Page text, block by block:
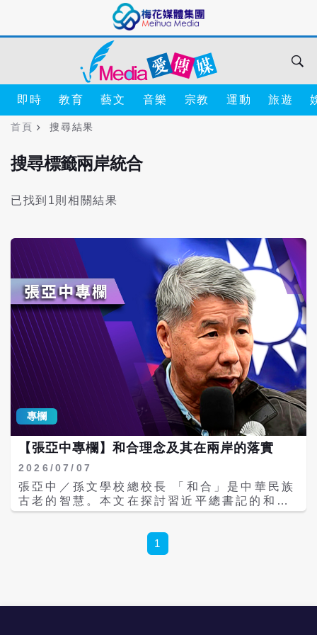
即時 教育 藝文 音樂 宗教 運動 旅遊
首頁 搜尋結果
搜尋標籤兩岸統合
已找到1則相關結果
專欄
【張亞中專欄】和合理念及其在兩岸的落實
2026/07/07
張亞中／孫文學校總校長 「和合」是中華民族
古老的智慧。本文在探討習近平總書記的和合
理念，以及回顧孫中山先生的和合精神，並期
同利益，以文化深化共同認同，推進兩岸融
合，共同為民族振興、國家富強與人民幸福做
1